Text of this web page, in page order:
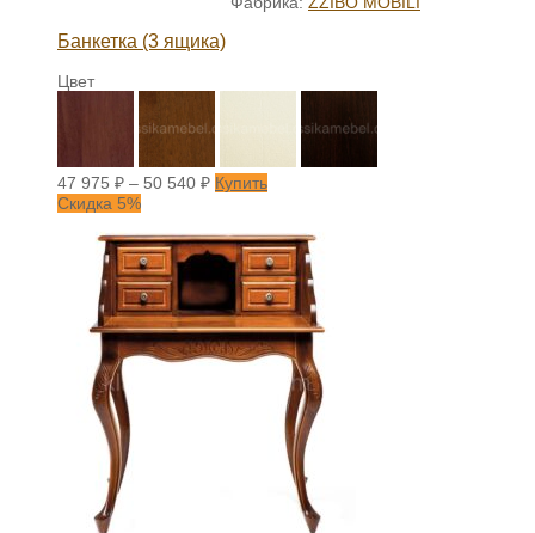
Банкетка (3 ящика)
Цвет
47 975 ₽ – 50 540 ₽ Купить
Скидка 5%